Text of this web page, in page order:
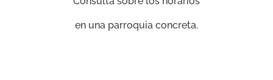
en una parroquia concreta.